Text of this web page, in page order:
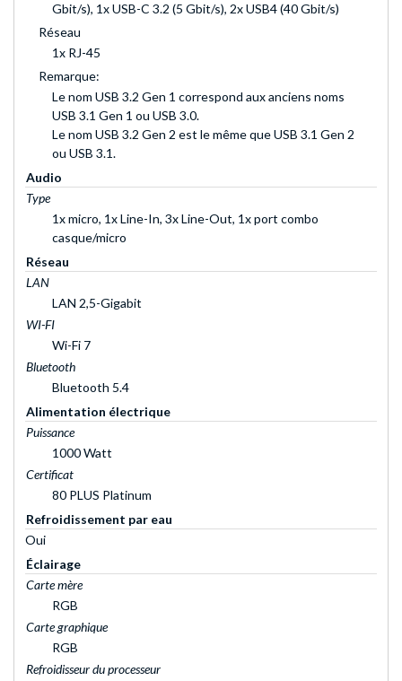
Gbit/s), 1x USB-C 3.2 (5 Gbit/s), 2x USB4 (40 Gbit/s)
Réseau
1x RJ-45
Remarque:
Le nom USB 3.2 Gen 1 correspond aux anciens noms
USB 3.1 Gen 1 ou USB 3.0.
Le nom USB 3.2 Gen 2 est le même que USB 3.1 Gen 2
ou USB 3.1.
Audio
Type
1x micro, 1x Line-In, 3x Line-Out, 1x port combo
casque/micro
Réseau
LAN
LAN 2,5-Gigabit
WI-FI
Wi-Fi 7
Bluetooth
Bluetooth 5.4
Alimentation électrique
Puissance
1000 Watt
Certificat
80 PLUS Platinum
Refroidissement par eau
Oui
Éclairage
Carte mère
RGB
Carte graphique
RGB
Refroidisseur du processeur